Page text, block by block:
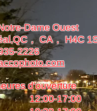
Dame Ouest
， CA， H4C
2226
d'ouverture
12:00-17:00